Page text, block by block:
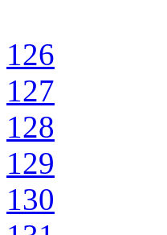
126
127
128
129
130